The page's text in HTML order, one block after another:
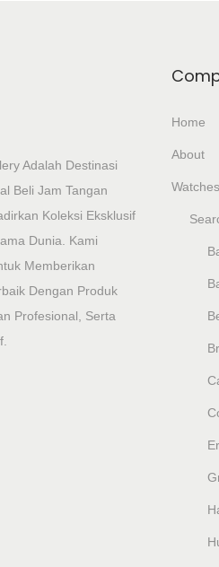
Adalah Destinasi
Beli Jam Tangan
Koleksi Eksklusif
Dunia. Kami
Memberikan
Dengan Produk
Profesional, Serta
Home
About
Watches